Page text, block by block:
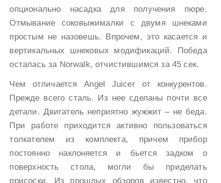
опционально насадка для получения пюре.
Отмывание соковыжималки с двумя шнеками
простым не назовешь. Впрочем, это касается и
вертикальных шнековых модификаций. Победа
осталась за Norwalk, отчистившимся за 45 сек.
Чем отличается Angel Juicer от конкурентов.
Прежде всего сталь. Из нее сделаны почти все
детали. Двигатель неприятно жужжит – не беда.
При работе приходится активно пользоваться
толкателем из комплекта, причем прибор
постоянно наклоняется и бьется задком о
поверхность стола, могли бы приделать
присоски. Из прошлых обзоров известно, что